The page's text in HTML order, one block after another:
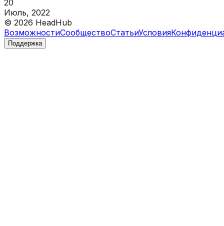
20
Июль, 2022
© 2026 HeadHub
ВозможностиСообществоСтатьиУсловия
Поддержка